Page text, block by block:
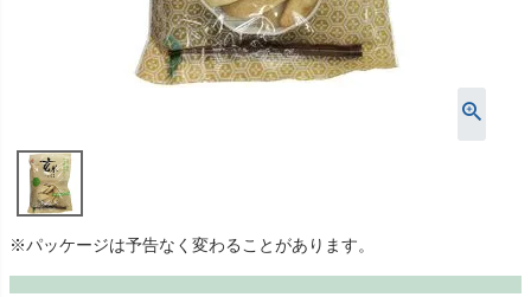
※パッケージは予告なく変わることがあります。